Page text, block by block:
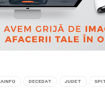
DECEDAT JUDET